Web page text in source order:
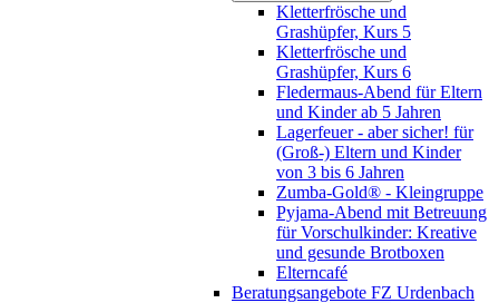
Kletterfrösche und
Grashüpfer, Kurs 5
Kletterfrösche und
Grashüpfer, Kurs 6
Fledermaus-Abend für Eltern
und Kinder ab 5 Jahren
Lagerfeuer - aber sicher! für
(Groß-) Eltern und Kinder
von 3 bis 6 Jahren
Zumba-Gold® - Kleingruppe
Pyjama-Abend mit Betreuung
für Vorschulkinder: Kreative
und gesunde Brotboxen
Elterncafé
Beratungsangebote FZ Urdenbach